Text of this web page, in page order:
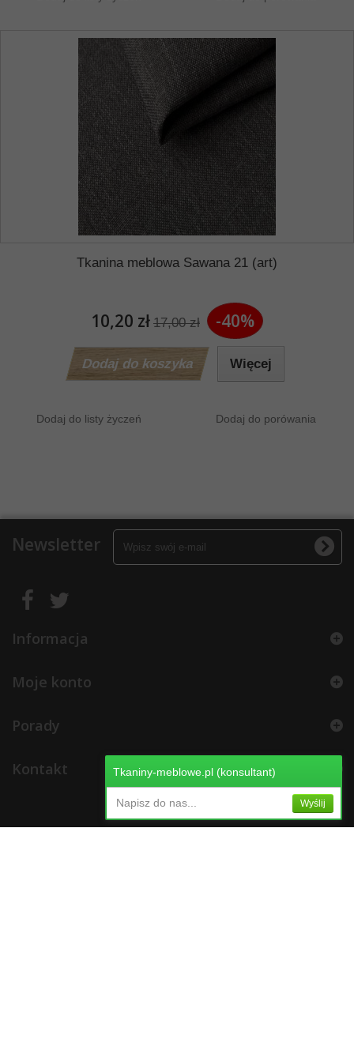
Tkanina meblowa Sawana 21 (art)
10,20 zł 17,00 zł -40%
Dodaj do koszyka Więcej
Dodaj do listy życzeń Dodaj do porówania
Newsletter
Informacja
Moje konto
Porady
Kontakt Tkaniny-meblowe.pl (konsultant)
Napisz do nas... Wyślij